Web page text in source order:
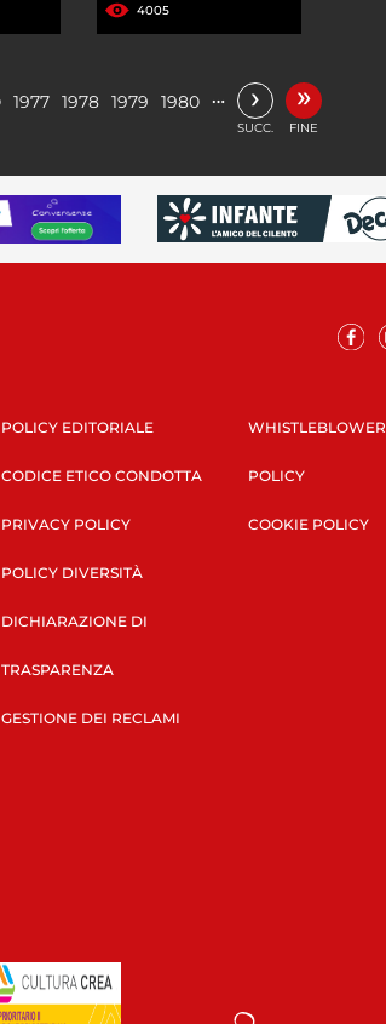
4005
1977 1978 1979 1980 … ›
SUCC.
»
FINE
POLICY EDITORIALE
CODICE ETICO CONDOTTA
PRIVACY POLICY
POLICY DIVERSITÀ
DICHIARAZIONE DI
TRASPARENZA
GESTIONE DEI RECLAMI
WHISTLEBLOWER
POLICY
COOKIE POLICY